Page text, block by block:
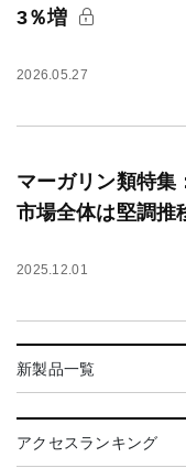
3％増
2026.05.27
マーガリン類特
市場全体は堅調推
2025.12.01
新製品一覧
アクセスランキング